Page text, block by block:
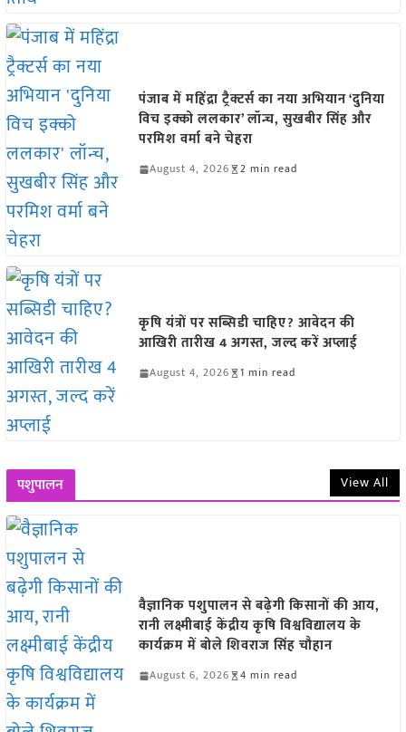
पंजाब में महिंद्रा ट्रैक्टर्स का नया अभियान ‘दुनिया
विच इक्को ललकार’ लॉन्च, सुखबीर सिंह और
परमिश वर्मा बने चेहरा
August 4, 2026 2 min read
कृषि यंत्रों पर सब्सिडी चाहिए? आवेदन की
आखिरी तारीख 4 अगस्त, जल्द करें अप्लाई
August 4, 2026 1 min read
पशुपालन View All
वैज्ञानिक पशुपालन से बढ़ेगी किसानों की आय,
रानी लक्ष्मीबाई केंद्रीय कृषि विश्वविद्यालय के
कार्यक्रम में बोले शिवराज सिंह चौहान
August 6, 2026 4 min read